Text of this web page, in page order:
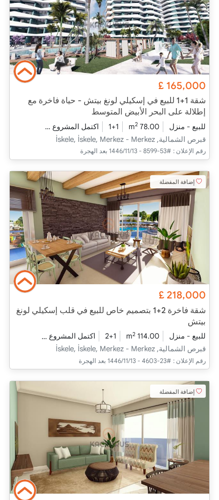
165,000
£
شقة 1+1 للبيع في إسكيلي لونغ بيتش - حياة فاخرة مع
إطلالة على البحر الأبيض المتوسط
للبيع - منزل 78.00 m
2
1+1 اكتمل المشروع
قبرص الشمالية, İskele, İskele, Merkez - Merkez
رقم الإعلان : #53-8599 - 13‏‏/11‏‏/1446 بعد الهجرة
إضافة المفضلة
218,000
£
شقة فاخرة 2+1 بتصميم خاص للبيع في قلب إسكيلي لونغ
بيتش
للبيع - منزل 114.00 m
2
2+1 اكتمل المشروع
قبرص الشمالية, İskele, İskele, Merkez - Merkez
رقم الإعلان : #23-4603 - 13‏‏/11‏‏/1446 بعد الهجرة
إضافة المفضلة